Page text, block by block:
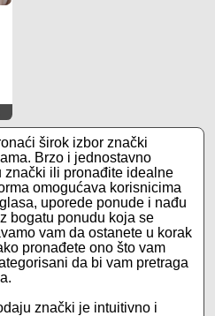
širok izbor znački
Brzo i jednostavno
znački ili pronađite idealne
omogućava korisnicima
uporede ponude i nađu
bogatu ponudu koja se
vam da ostanete u korak
pronađete ono što vam
da bi vam pretraga
znački je intuitivno i